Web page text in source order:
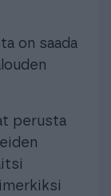
on saada
perusta